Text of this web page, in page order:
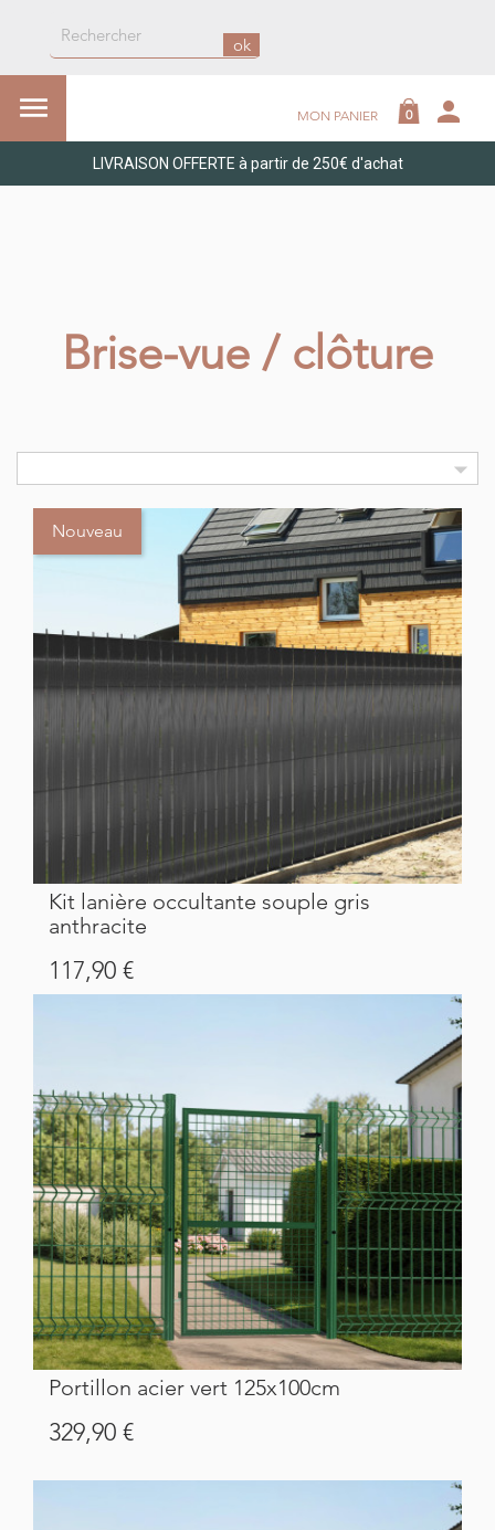
ok
 MON PANIER 0 person
LIVRAISON OFFERTE à partir de 250€ d'achat
Brise-vue / clôture

Nouveau
Kit lanière occultante souple gris
anthracite
Prix
117,90 €
Portillon acier vert 125x100cm
Prix
329,90 €